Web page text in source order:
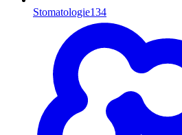
Stomatologie134